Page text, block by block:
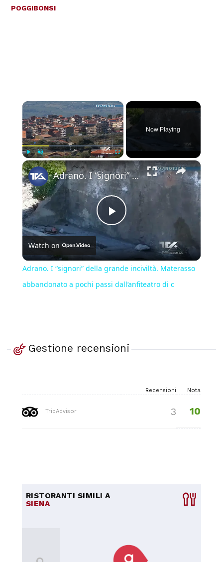
POGGIBONSI
×
Play Unmute Fullscreen
Now Playing
×
Play
Video
Adrano. I “signori” della grande inciviltà. Materasso abbandonato a pochi passi dall’anfiteatro di c
Watch on
Adrano. I “signori” della grande inciviltà. Materasso
abbandonato a pochi passi dall’anfiteatro di c
Gestione recensioni
Recensioni Nota
TripAdvisor 3 10
RISTORANTI SIMILI A
SIENA